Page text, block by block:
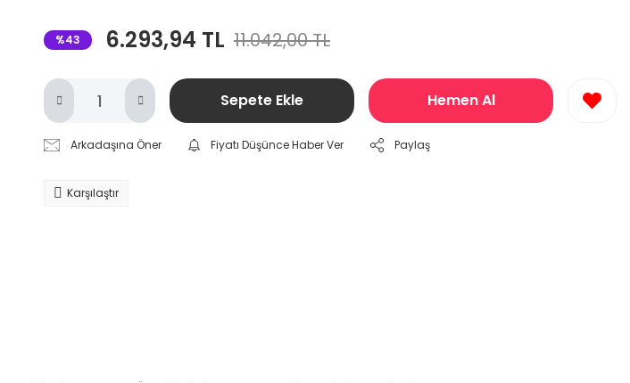
%43 6.293,94 TL 11.042,00 TL
Sepete Ekle Hemen Al
Arkadaşına Öner Fiyatı Düşünce Haber Ver Paylaş
Karşılaştır